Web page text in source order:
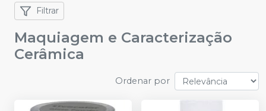
Filtrar
Maquiagem e Caracterização
Cerâmica
Ordenar por